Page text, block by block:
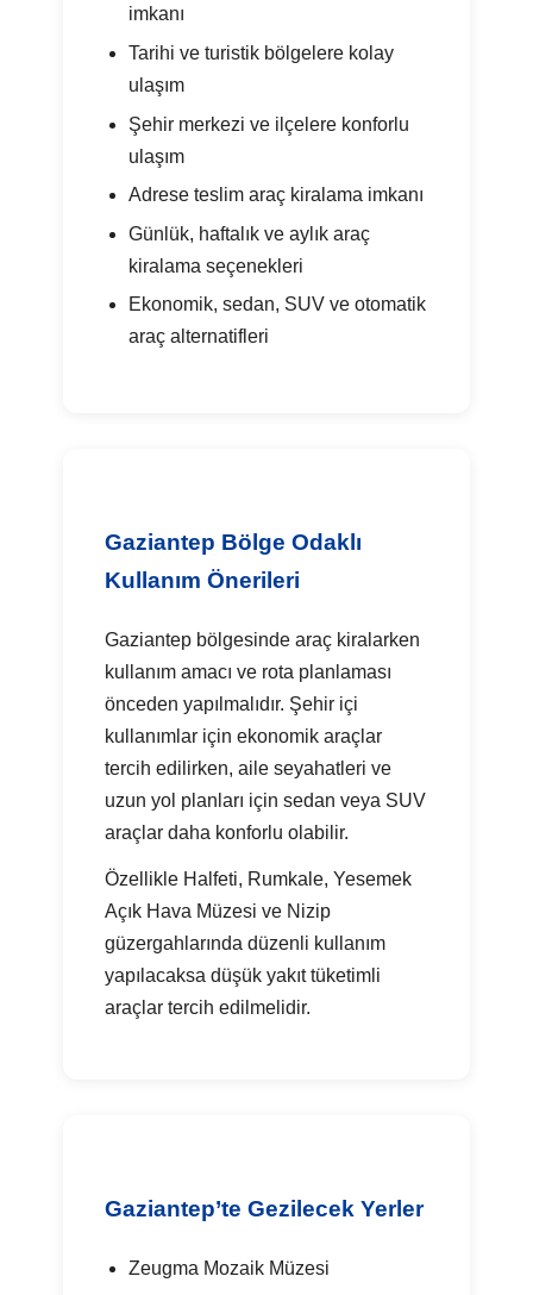
imkanı
Tarihi ve turistik bölgelere kolay
ulaşım
Şehir merkezi ve ilçelere konforlu
ulaşım
Adrese teslim araç kiralama imkanı
Günlük, haftalık ve aylık araç
kiralama seçenekleri
Ekonomik, sedan, SUV ve otomatik
araç alternatifleri
Gaziantep Bölge Odaklı
Kullanım Önerileri
Gaziantep bölgesinde araç kiralarken
kullanım amacı ve rota planlaması
önceden yapılmalıdır. Şehir içi
kullanımlar için ekonomik araçlar
tercih edilirken, aile seyahatleri ve
uzun yol planları için sedan veya SUV
araçlar daha konforlu olabilir.
Özellikle Halfeti, Rumkale, Yesemek
Açık Hava Müzesi ve Nizip
güzergahlarında düzenli kullanım
yapılacaksa düşük yakıt tüketimli
araçlar tercih edilmelidir.
Gaziantep’te Gezilecek Yerler
Zeugma Mozaik Müzesi